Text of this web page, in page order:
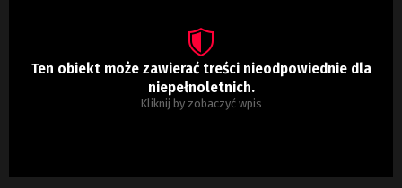
Ten obiekt może zawierać treści nieodpowiednie dla
niepełnoletnich.
Kliknij by zobaczyć wpis